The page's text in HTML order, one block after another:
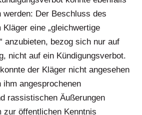
werden: Der Beschluss des
eine „gleichwertige
anzubieten, bezog sich nur auf
nicht auf ein Kündigungsverbot.
der Kläger nicht angesehen
angesprochenen
rassistischen Äußerungen
zur öffentlichen Kenntnis